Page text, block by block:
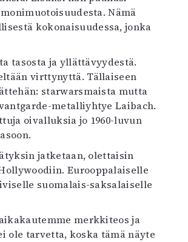
Nämä
kokonaisuudessa, jonka
tasosta ja yllättävyydestä.
virttynyttä. Tällaiseen
starwarsmaista mutta
metalliyhtye Laibach.
oivalluksia jo 1960-luvun
jatketaan, olettaisin
Eurooppalaiselle
suomalais-saksalaiselle
merkkiteos ja
ole tarvetta, koska tämä näyte